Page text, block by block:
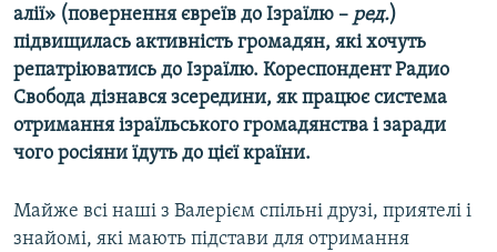
алії» (повернення євреїв до Ізраїлю – ред.)
підвищилась активність громадян, які хочуть
репатріюватись до Ізраїлю. Кореспондент Радио
Свобода дізнався зсередини, як працює система
отримання ізраїльського громадянства і заради
чого росіяни їдуть до цієї країни.
Майже всі наші з Валерієм спільні друзі, приятелі і
знайомі, які мають підстави для отримання